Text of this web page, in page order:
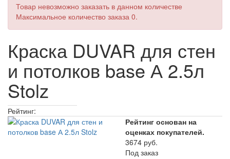
Товар невозможно заказать в данном количестве
Максимальное количество заказа 0.
Краска DUVAR для стен
и потолков base А 2.5л
Stolz
Рейтинг:
Рейтинг основан на
оценках покупателей.
3674 руб.
Под заказ